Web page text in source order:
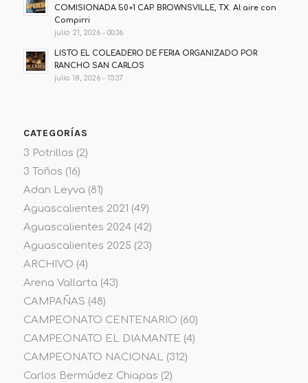
COMISIONADA 50+1 CAP. BROWNSVILLE, TX. Al aire con
Compirri
julio 21, 2026 - 00:36
LISTO EL COLEADERO DE FERIA ORGANIZADO POR
RANCHO SAN CARLOS
julio 18, 2026 - 15:37
CATEGORÍAS
3 Potrillos (2)
3 Toños (16)
Adan Leyva (81)
Aguascalientes 2021 (49)
Aguascalientes 2024(42)
Aguascalientes 2025 (23)
ARCHIVO (4)
Arena Vallarta (43)
CAMPAÑAS (48)
CAMPEONATO CENTENARIO (60)
CAMPEONATO EL DIAMANTE (4)
CAMPEONATO NACIONAL(312)
Carlos Bermúdez Chiapas (2)